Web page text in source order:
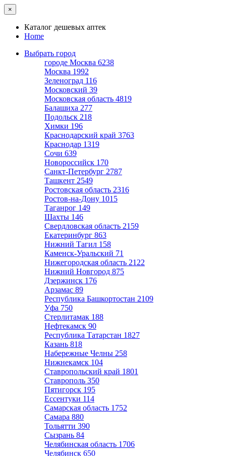
×
Каталог дешевых аптек
Home
Выбрать город
городе Москва 6238
Москва 1992
Зеленоград 116
Московский 39
Московская область 4819
Балашиха 277
Подольск 218
Химки 196
Краснодарский край 3763
Краснодар 1319
Сочи 639
Новороссийск 170
Санкт-Петербург 2787
Ташкент 2549
Ростовская область 2316
Ростов-на-Дону 1015
Таганрог 149
Шахты 146
Свердловская область 2159
Екатеринбург 863
Нижний Тагил 158
Каменск-Уральский 71
Нижегородская область 2122
Нижний Новгород 875
Дзержинск 176
Арзамас 89
Республика Башкортостан 2109
Уфа 750
Стерлитамак 188
Нефтекамск 90
Республика Татарстан 1827
Казань 818
Набережные Челны 258
Нижнекамск 104
Ставропольский край 1801
Ставрополь 350
Пятигорск 195
Ессентуки 114
Самарская область 1752
Самара 880
Тольятти 390
Сызрань 84
Челябинская область 1706
Челябинск 650